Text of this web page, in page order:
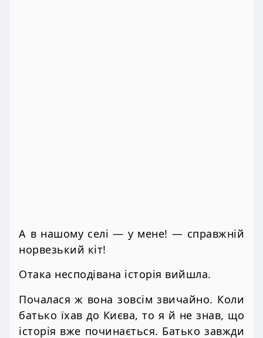
А в нашому селі — у мене! — справжній
норвезький кіт!
Отака несподівана історія вийшла.
Почалася ж вона зовсім звичайно. Коли
батько їхав до Києва, то я й не знав, що
історія вже починається. Батько завжди